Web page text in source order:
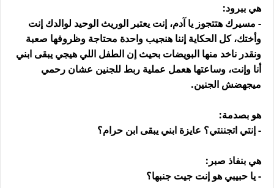
هي ببرود:
- مسيرك هتتجوز يا آدم، إنت يعتبر الوريث الوحيد لوالدك إنت
وأختك، كل الحكاية إننا هنجيب واحدة محتاجة وظروفها صعبة
ونقدر ناخد منها البويضات بحيث إن الطفل اللي هيجي يبقى ابني
أنا وإنت، وساعتها هعمل عملية ربط للجنين عشان رحمي
ميجهضش الجنين.
هو بصدمة:
- إنتي اتجننتي؟ عايزة ابني يبقى ابن حرام؟
هي بنفاذ صبر:
- يا حبيبي هو إنت جيت جنبها؟